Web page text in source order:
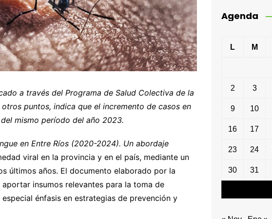
a través del Programa de Salud Colectiva de la
puntos, indica que el incremento de casos en
mismo período del año 2023.
en Entre Ríos (2020-2024). Un abordaje
viral en la provincia y en el país, mediante un
últimos años. El documento elaborado por la
insumos relevantes para la toma de
énfasis en estrategias de prevención y
Agenda
L M
2 3
9 10
16 17
23 24
30 31